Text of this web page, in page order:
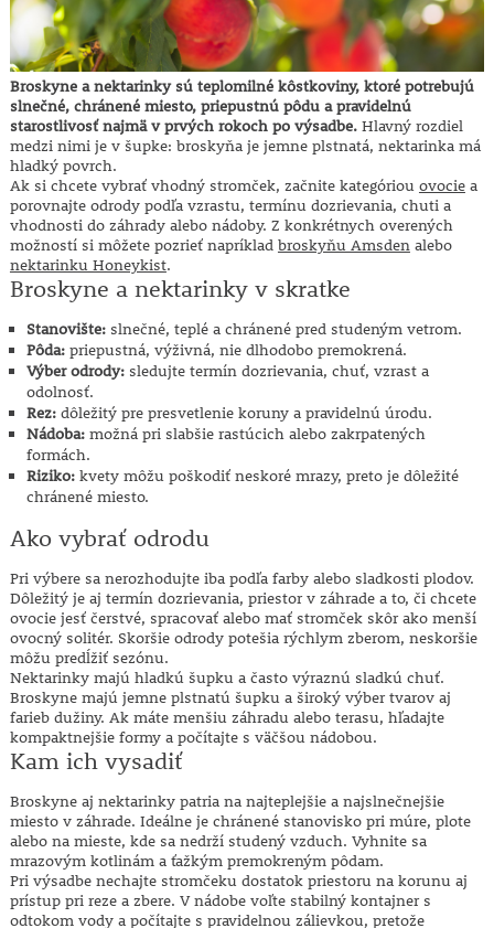
Broskyne a nektarinky sú teplomilné kôstkoviny, ktoré potrebujú
slnečné, chránené miesto, priepustnú pôdu a pravidelnú
starostlivosť najmä v prvých rokoch po výsadbe.Hlavný rozdiel
medzi nimi je v šupke: broskyňa je jemne plstnatá, nektarinka má
hladký povrch.
Ak si chcete vybrať vhodný stromček, začnite kategóriou ovociea
porovnajte odrody podľa vzrastu, termínu dozrievania, chuti a
vhodnosti do záhrady alebo nádoby. Z konkrétnych overených
možností si môžete pozrieť napríklad broskyňu Amsdenalebo
nektarinku Honeykist.
Broskyne a nektarinky v skratke
Stanovište:slnečné, teplé a chránené pred studeným vetrom.
Pôda:priepustná, výživná, nie dlhodobo premokrená.
Výber odrody:sledujte termín dozrievania, chuť, vzrast a
odolnosť.
Rez:dôležitý pre presvetlenie koruny a pravidelnú úrodu.
Nádoba:možná pri slabšie rastúcich alebo zakrpatených
formách.
Riziko:kvety môžu poškodiť neskoré mrazy, preto je dôležité
chránené miesto.
Ako vybrať odrodu
Pri výbere sa nerozhodujte iba podľa farby alebo sladkosti plodov.
Dôležitý je aj termín dozrievania, priestor v záhrade a to, či chcete
ovocie jesť čerstvé, spracovať alebo mať stromček skôr ako menší
ovocný solitér. Skoršie odrody potešia rýchlym zberom, neskoršie
môžu predĺžiť sezónu.
Nektarinky majú hladkú šupku a často výraznú sladkú chuť.
Broskyne majú jemne plstnatú šupku a široký výber tvarov aj
farieb dužiny. Ak máte menšiu záhradu alebo terasu, hľadajte
kompaktnejšie formy a počítajte s väčšou nádobou.
Kam ich vysadiť
Broskyne aj nektarinky patria na najteplejšie a najslnečnejšie
miesto v záhrade. Ideálne je chránené stanovisko pri múre, plote
alebo na mieste, kde sa nedrží studený vzduch. Vyhnite sa
mrazovým kotlinám a ťažkým premokreným pôdam.
Pri výsadbe nechajte stromčeku dostatok priestoru na korunu aj
prístup pri reze a zbere. V nádobe voľte stabilný kontajner s
odtokom vody a počítajte s pravidelnou zálievkou, pretože